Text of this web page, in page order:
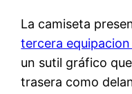
La camiseta
tercera
un sutil gráfico
trasera como